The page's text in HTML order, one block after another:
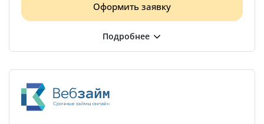
Оформить заявку